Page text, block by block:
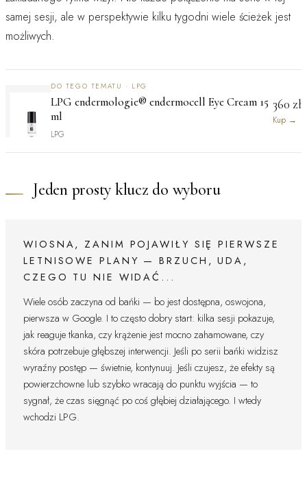
samej sesji, ale w perspektywie kilku tygodni wiele ścieżek jest
możliwych.
DO TEGO TEMATU · LPG
LPG endermologie® endermocell Eye Cream 15
ml
LPG
360 zł
Kup →
Jeden prosty klucz do wyboru
WIOSNA, ZANIM POJAWIŁY SIĘ PIERWSZE
LETNISOWE PLANY — BRZUCH, UDA,
CZEGO TU NIE WIDAĆ...
Wiele osób zaczyna od bańki — bo jest dostępna, oswojona,
pierwsza w Google. I to często dobry start: kilka sesji pokazuje,
jak reaguje tkanka, czy krążenie jest mocno zahamowane, czy
skóra potrzebuje głębszej interwencji. Jeśli po serii bańki widzisz
wyraźny postęp — świetnie, kontynuuj. Jeśli czujesz, że efekty są
powierzchowne lub szybko wracają do punktu wyjścia — to
sygnał, że czas sięgnąć po coś głębiej działającego. I wtedy
wchodzi LPG.